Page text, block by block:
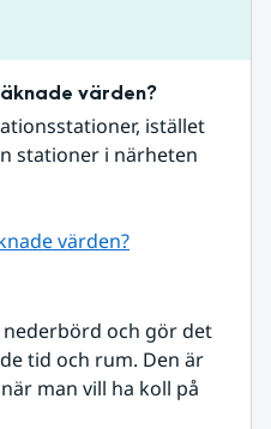
värden?
istället
stationer i närheten
värden?
och gör det
tid och rum. Den är
man vill ha koll på